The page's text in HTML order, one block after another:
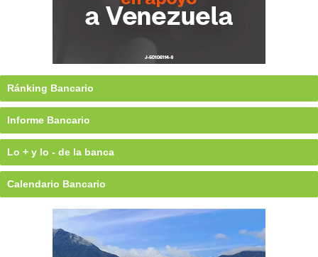
Ránking Bancario
Informe Bancario
Lo + y lo - de la banca
Calendario Bancario